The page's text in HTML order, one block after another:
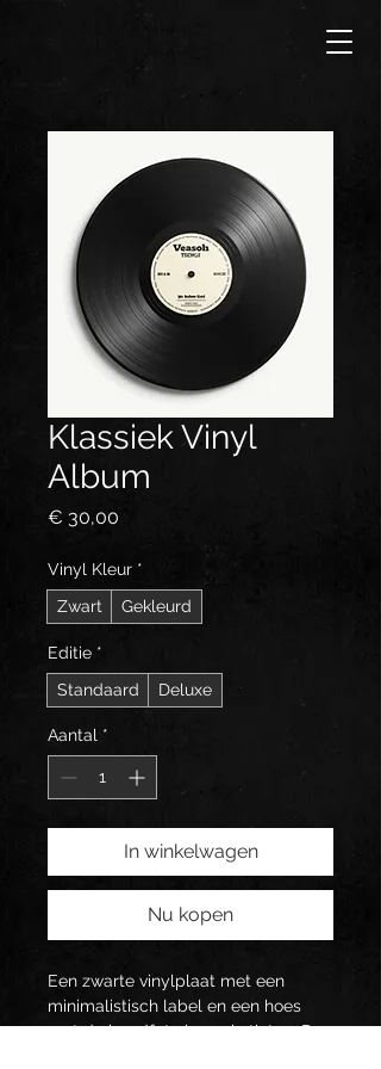
Klassiek Vinyl
Album
€ 30,00
Vinyl Kleur *
Zwart
Gekleurd
Editie *
Standaard
Deluxe
Aantal *
In winkelwagen
Nu kopen
Een zwarte vinylplaat met een
minimalistisch label en een hoes
met de bandfoto in sepia tinten. De